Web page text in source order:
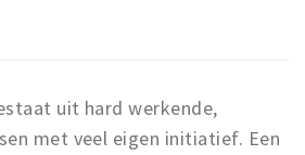
uit hard werkende,
met veel eigen initiatief. Een